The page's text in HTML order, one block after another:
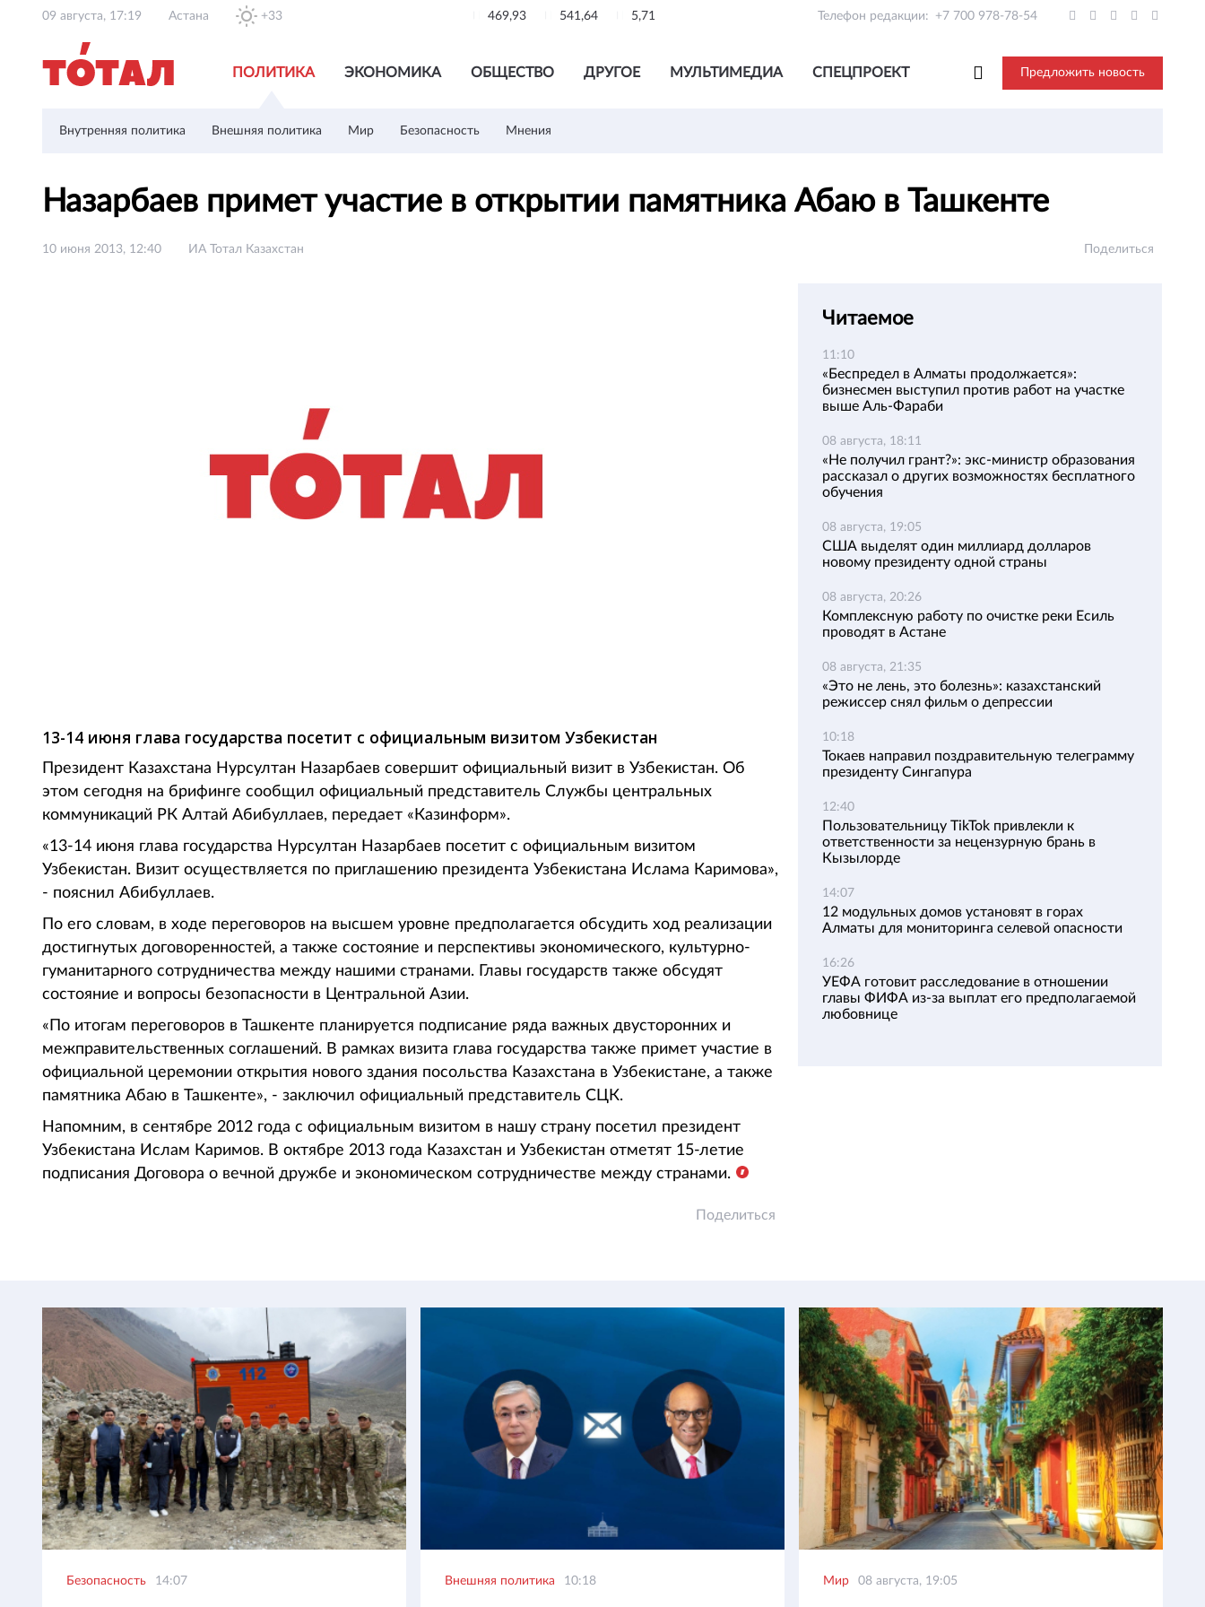
09 августа, 17:19 Астана +33 469,93 541,64 5,71 Телефон редакции: +7 700 978-78-54
ПОЛИТИКА ЭКОНОМИКА ОБЩЕСТВО ДРУГОЕ МУЛЬТИМЕДИА СПЕЦПРОЕКТ Предложить новость
Внутренняя политика Внешняя политика Мир Безопасность Мнения
Назарбаев примет участие в открытии памятника Абаю в Ташкенте
10 июня 2013, 12:40 ИА Тотал Казахстан Поделиться
13-14 июня глава государства посетит с официальным визитом Узбекистан
Президент Казахстана Нурсултан Назарбаев совершит официальный визит в Узбекистан. Об
этом сегодня на брифинге сообщил официальный представитель Службы центральных
коммуникаций РК Алтай Абибуллаев, передает «Казинформ».
«13-14 июня глава государства Нурсултан Назарбаев посетит с официальным визитом
Узбекистан. Визит осуществляется по приглашению президента Узбекистана Ислама Каримова»,
- пояснил Абибуллаев.
По его словам, в ходе переговоров на высшем уровне предполагается обсудить ход реализации
достигнутых договоренностей, а также состояние и перспективы экономического, культурно-
гуманитарного сотрудничества между нашими странами. Главы государств также обсудят
состояние и вопросы безопасности в Центральной Азии.
«По итогам переговоров в Ташкенте планируется подписание ряда важных двусторонних и
межправительственных соглашений. В рамках визита глава государства также примет участие в
официальной церемонии открытия нового здания посольства Казахстана в Узбекистане, а также
памятника Абаю в Ташкенте», - заключил официальный представитель СЦК.
Напомним, в сентябре 2012 года с официальным визитом в нашу страну посетил президент
Узбекистана Ислам Каримов. В октябре 2013 года Казахстан и Узбекистан отметят 15-летие
подписания Договора о вечной дружбе и экономическом сотрудничестве между странами.
Поделиться
Читаемое
11:10
«Беспредел в Алматы продолжается»:
бизнесмен выступил против работ на участке
выше Аль-Фараби
08 августа, 18:11
«Не получил грант?»: экс-министр образования
рассказал о других возможностях бесплатного
обучения
08 августа, 19:05
США выделят один миллиард долларов
новому президенту одной страны
08 августа, 20:26
Комплексную работу по очистке реки Есиль
проводят в Астане
08 августа, 21:35
«Это не лень, это болезнь»: казахстанский
режиссер снял фильм о депрессии
10:18
Токаев направил поздравительную телеграмму
президенту Сингапура
12:40
Пользовательницу TikTok привлекли к
ответственности за нецензурную брань в
Кызылорде
14:07
12 модульных домов установят в горах
Алматы для мониторинга селевой опасности
16:26
УЕФА готовит расследование в отношении
главы ФИФА из-за выплат его предполагаемой
любовнице
Безопасность 14:07 Внешняя политика 10:18 Мир 08 августа, 19:05